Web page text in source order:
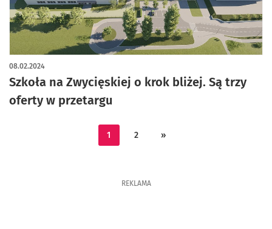
Szkoła na Zwycięskiej o krok bliżej. Są trzy
oferty w przetargu
08.02.2024
1 2 »
REKLAMA